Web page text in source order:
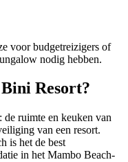
voor budgetreizigers of
nodig hebben.
Resort?
ruimte en keuken van
van een resort.
is het de best
in het Mambo Beach-